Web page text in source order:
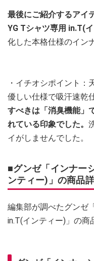
最後にご紹介するアイ
YG Tシャツ専用 in.T(
化した本格仕様のイン
・イチオシポイント：
優しい仕様で吸汗速乾
すべきは「消臭機能」
れている印象でした。
イがしませんでした。
■グンゼ「インナー
ンティー)」の商品
編集部が調べたグンゼ
in.T(インティー)」の商